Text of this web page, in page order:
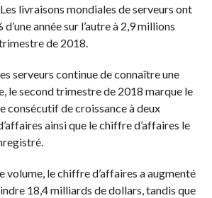
livraisons mondiales de serveurs ont
année sur l’autre à 2,9 millions
de 2018.
serveurs continue de connaître une
le second trimestre de 2018 marque le
consécutif de croissance à deux
ainsi que le chiffre d’affaires le
volume, le chiffre d’affaires a augmenté
18,4 milliards de dollars, tandis que